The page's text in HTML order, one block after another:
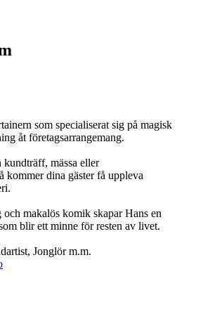
som specialiserat sig på magisk
åt företagsarrangemang.
kundträff, mässa eller
kommer dina gäster få uppleva
och makalös komik skapar Hans en
blir ett minne för resten av livet.
Jonglör m.m.